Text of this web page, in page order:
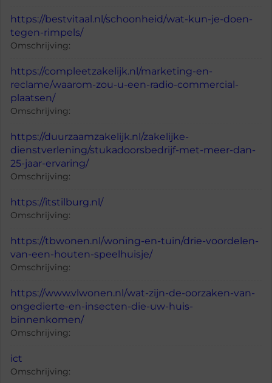
https://bestvitaal.nl/schoonheid/wat-kun-je-doen-
tegen-rimpels/
Omschrijving:
https://compleetzakelijk.nl/marketing-en-
reclame/waarom-zou-u-een-radio-commercial-
plaatsen/
Omschrijving:
https://duurzaamzakelijk.nl/zakelijke-
dienstverlening/stukadoorsbedrijf-met-meer-dan-
25-jaar-ervaring/
Omschrijving:
https://itstilburg.nl/
Omschrijving:
https://tbwonen.nl/woning-en-tuin/drie-voordelen-
van-een-houten-speelhuisje/
Omschrijving:
https://www.vlwonen.nl/wat-zijn-de-oorzaken-van-
ongedierte-en-insecten-die-uw-huis-
binnenkomen/
Omschrijving:
ict
Omschrijving: